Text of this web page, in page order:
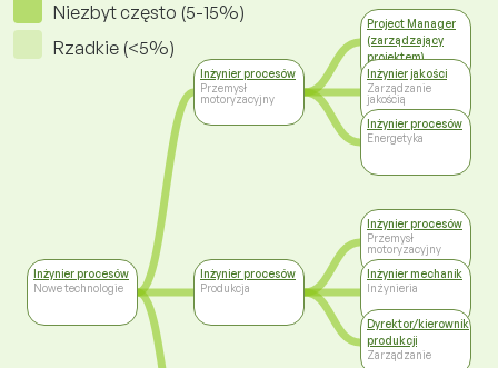
Niezbyt często (5-15%)
Rzadkie (<5%)
Inżynier procesów
Nowe technologie
Inżynier procesów
Przemysł
motoryzacyjny
Inżynier procesów
Produkcja
Project Manager
(zarządzający
projektem)
Zarządzanie
Inżynier jakości
Zarządzanie
jakością
Inżynier procesów
Energetyka
Inżynier procesów
Przemysł
motoryzacyjny
Inżynier mechanik
Inżynieria
Dyrektor/kierownik
produkcji
Zarządzanie